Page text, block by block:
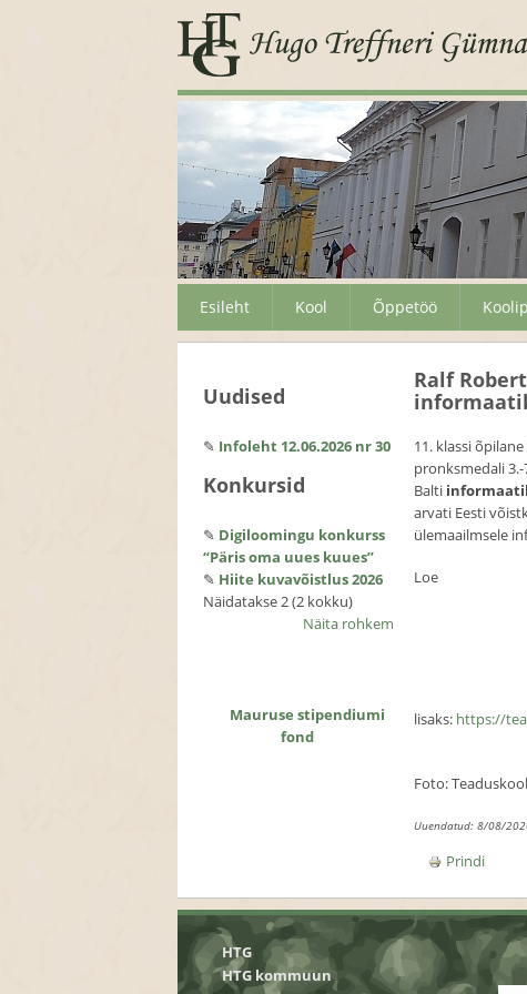
Esileht Kool Õppetöö
Ralf
11. klassi
pronksmedali
Balti
arvati Eesti
ülemaailmsele
Loe
lisaks: https://
Foto: Teaduskool
Uuendatud: 8/08/
Prindi
Uudised
✎ Infoleht 12.06.2026 nr 30
Konkursid
✎ Digiloomingu konkurss
“Päris oma uues kuues”
✎ Hiite kuvavõistlus 2026
Näidatakse 2 (2 kokku)
Näita rohkem
Mauruse stipendiumi
fond
HTG
HTG kommuun